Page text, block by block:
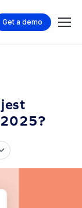
Get a demo
2025?